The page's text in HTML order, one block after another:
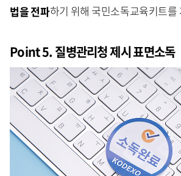
법을 전파하기 위해 국민소독교육키트를
Point 5. 질병관리청 제시 표면소독